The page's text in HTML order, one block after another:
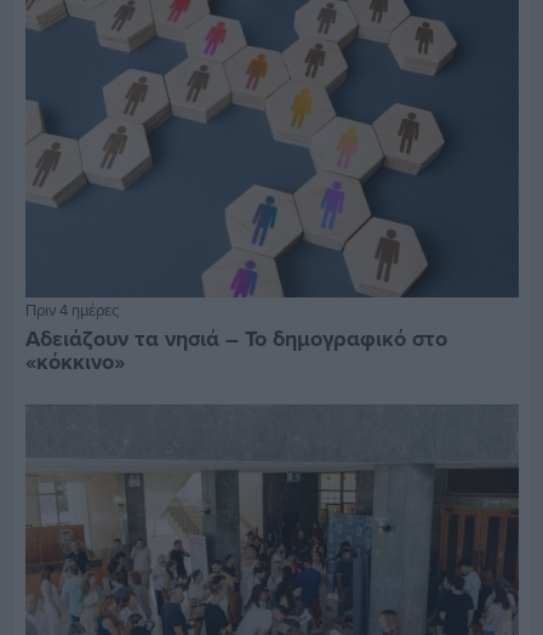
Πριν 4 ημέρες
Αδειάζουν τα νησιά – Το δημογραφικό στο
«κόκκινο»